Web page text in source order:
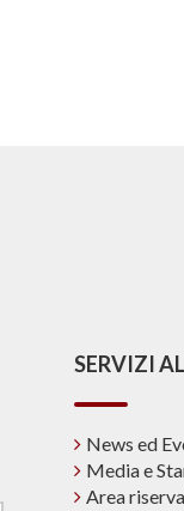
SERVIZI
News ed
Media e
Area